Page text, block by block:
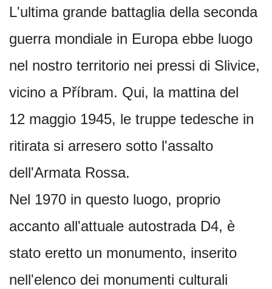
L'ultima grande battaglia della seconda
guerra mondiale in Europa ebbe luogo
nel nostro territorio nei pressi di Slivice,
vicino a Příbram. Qui, la mattina del
12 maggio 1945, le truppe tedesche in
ritirata si arresero sotto l'assalto
dell'Armata Rossa.
Nel 1970 in questo luogo, proprio
accanto all'attuale autostrada D4, è
stato eretto un monumento, inserito
nell'elenco dei monumenti culturali